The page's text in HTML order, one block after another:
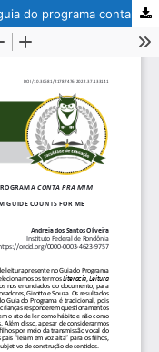
A concepção de leitura presente no guia do programa conta pra mim